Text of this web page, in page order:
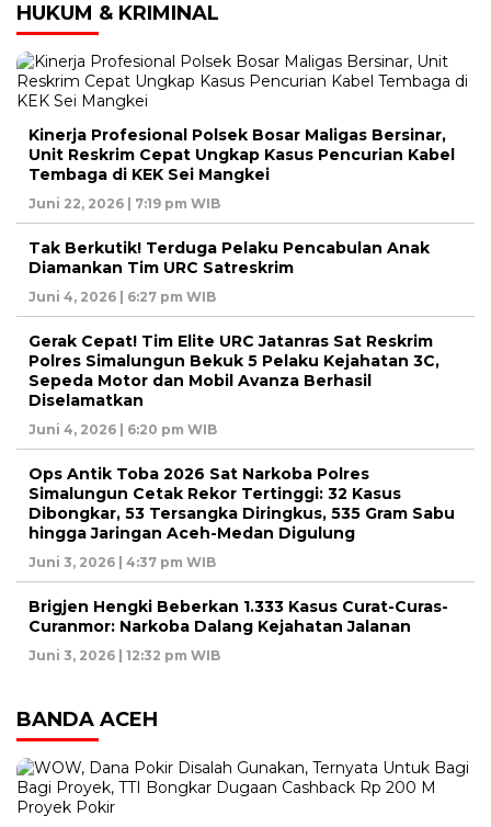
HUKUM & KRIMINAL
Kinerja Profesional Polsek Bosar Maligas Bersinar,
Unit Reskrim Cepat Ungkap Kasus Pencurian Kabel
Tembaga di KEK Sei Mangkei
Juni 22, 2026 | 7:19 pm WIB
Tak Berkutik! Terduga Pelaku Pencabulan Anak
Diamankan Tim URC Satreskrim
Juni 4, 2026 | 6:27 pm WIB
Gerak Cepat! Tim Elite URC Jatanras Sat Reskrim
Polres Simalungun Bekuk 5 Pelaku Kejahatan 3C,
Sepeda Motor dan Mobil Avanza Berhasil
Diselamatkan
Juni 4, 2026 | 6:20 pm WIB
Ops Antik Toba 2026 Sat Narkoba Polres
Simalungun Cetak Rekor Tertinggi: 32 Kasus
Dibongkar, 53 Tersangka Diringkus, 535 Gram Sabu
hingga Jaringan Aceh-Medan Digulung
Juni 3, 2026 | 4:37 pm WIB
Brigjen Hengki Beberkan 1.333 Kasus Curat-Curas-
Curanmor: Narkoba Dalang Kejahatan Jalanan
Juni 3, 2026 | 12:32 pm WIB
BANDA ACEH